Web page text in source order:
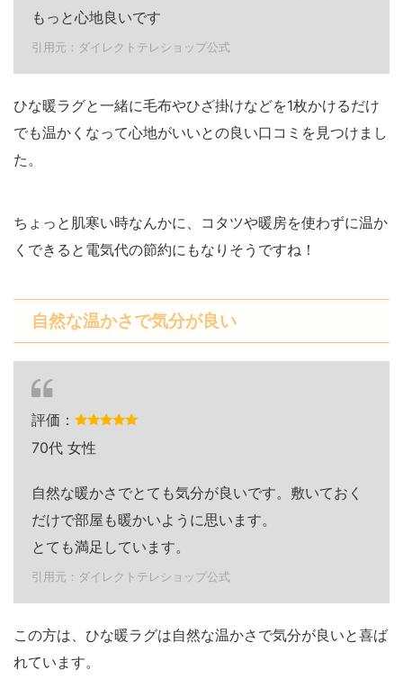
もっと心地良いです
引用元：ダイレクトテレショップ公式
ひな暖ラグと一緒に毛布やひざ掛けなどを1枚かけるだけ
でも温かくなって心地がいいとの良い口コミを見つけまし
た。
ちょっと肌寒い時なんかに、コタツや暖房を使わずに温か
くできると電気代の節約にもなりそうですね！
自然な温かさで気分が良い
評価：
70代 女性
自然な暖かさでとても気分が良いです。敷いておく
だけで部屋も暖かいように思います。
とても満足しています。
引用元：ダイレクトテレショップ公式
この方は、ひな暖ラグは自然な温かさで気分が良いと喜ば
れています。